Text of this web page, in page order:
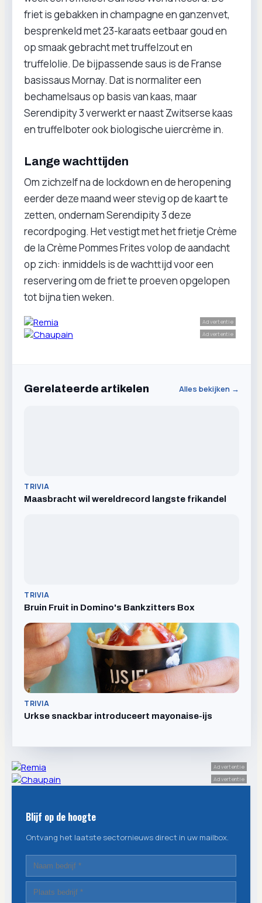
friet is gebakken in champagne en ganzenvet,
besprenkeld met 23-karaats eetbaar goud en
op smaak gebracht met truffelzout en
truffelolie. De bijpassende saus is de Franse
basissaus Mornay. Dat is normaliter een
bechamelsaus op basis van kaas, maar
Serendipity 3 verwerkt er naast Zwitserse kaas
en truffelboter ook biologische uiercrème in.
Lange wachttijden
Om zichzelf na de lockdown en de heropening
eerder deze maand weer stevig op de kaart te
zetten, ondernam Serendipity 3 deze
recordpoging. Het vestigt met het frietje Crème
de la Crème Pommes Frites volop de aandacht
op zich: inmiddels is de wachttijd voor een
reservering om de friet te proeven opgelopen
tot bijna tien weken.
Advertentie
Advertentie
Gerelateerde artikelen Alles bekijken →
TRIVIA
Maasbracht wil wereldrecord langste frikandel
TRIVIA
Bruin Fruit in Domino's Bankzitters Box
TRIVIA
Urkse snackbar introduceert mayonaise-ijs
Advertentie
Advertentie
Blijf op de hoogte
Ontvang het laatste sectornieuws direct in uw mailbox.